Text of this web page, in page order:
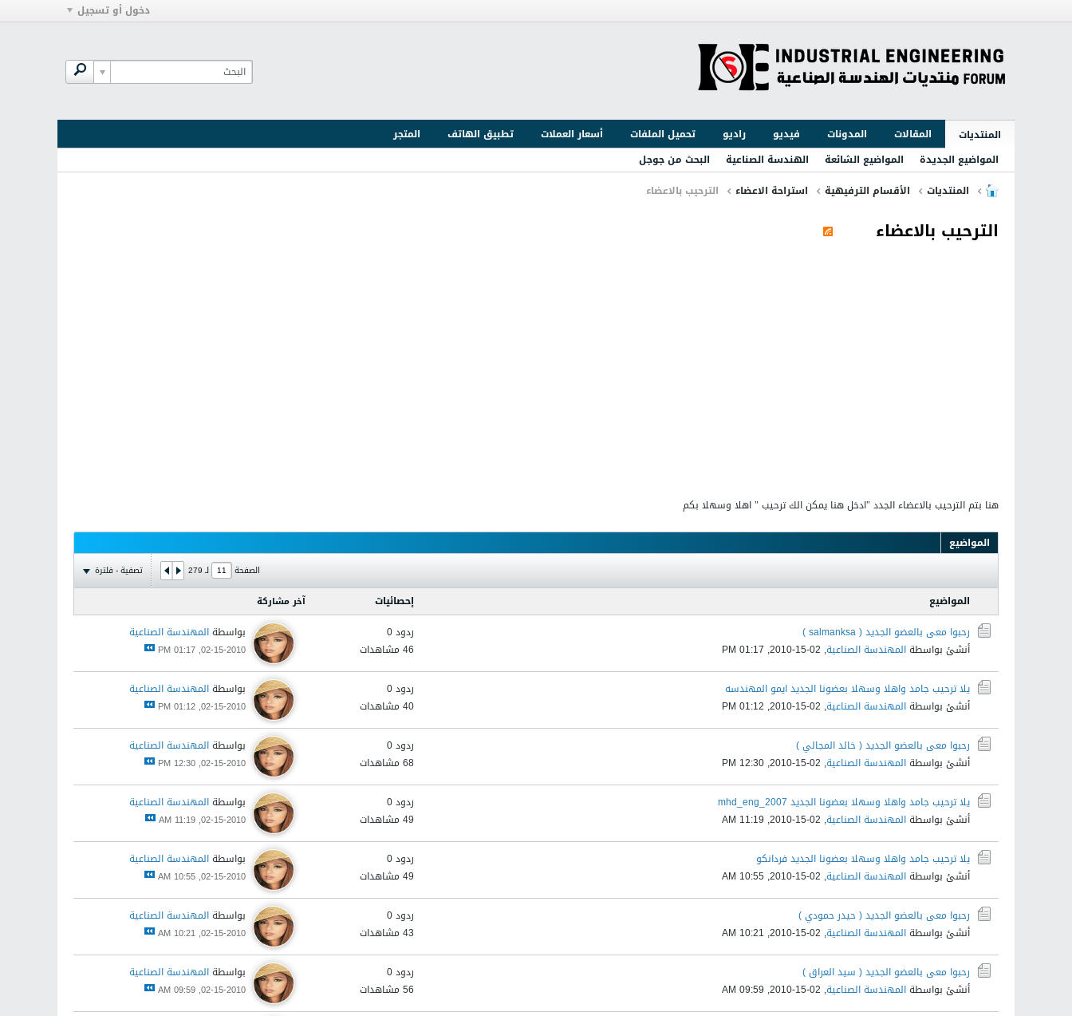
دخول أو تسجيل
المنتديات المقالات المدونات فيديو راديو تحميل الملفات أسعار العملات تطبيق الهاتف
المتجر
المواضيع الجديدة
المواضيع الشائعة الهندسة الصناعية
البحث من جوجل
المنتديات
الأقسام الترفيهية استراحة الاعضاء الترحيب بالاعضاء
الترحيب بالاعضاء
هنا بتم الترحيب بالاعضاء الجدد "ادخل هنا يمكن الك ترحيب " اهلا وسهلا بكم
المواضيع
الصفحة لـ279 تصفية - فلترة
المواضيع إحصائيات آخر مشاركة
رحبوا معى بالعضو الجديد ( salmanksa )
أنشئ بواسطةالمهندسة الصناعية,
02-15-2010, 01:17 PM
ردود 0
46 مشاهدات
بواسطةالمهندسة الصناعية
02-15-2010, 01:17 PM
يلا ترحيب جامد واهلا وسهلا بعضونا الجديد ايمو المهندسه
أنشئ بواسطةالمهندسة الصناعية,
02-15-2010, 01:12 PM
ردود 0
40 مشاهدات
بواسطةالمهندسة الصناعية
02-15-2010, 01:12 PM
رحبوا معى بالعضو الجديد ( خالد المجالي )
أنشئ بواسطةالمهندسة الصناعية,
02-15-2010, 12:30 PM
ردود 0
68 مشاهدات
بواسطةالمهندسة الصناعية
02-15-2010, 12:30 PM
يلا ترحيب جامد واهلا وسهلا بعضونا الجديد mhd_eng_2007
أنشئ بواسطةالمهندسة الصناعية,
02-15-2010, 11:19 AM
ردود 0
49 مشاهدات
بواسطةالمهندسة الصناعية
02-15-2010, 11:19 AM
يلا ترحيب جامد واهلا وسهلا بعضونا الجديد فردانكو
أنشئ بواسطةالمهندسة الصناعية,
02-15-2010, 10:55 AM
ردود 0
49 مشاهدات
بواسطةالمهندسة الصناعية
02-15-2010, 10:55 AM
رحبوا معى بالعضو الجديد ( حيدر حمودي )
أنشئ بواسطةالمهندسة الصناعية,
02-15-2010, 10:21 AM
ردود 0
43 مشاهدات
بواسطةالمهندسة الصناعية
02-15-2010, 10:21 AM
رحبوا معى بالعضو الجديد ( سيد العراق )
أنشئ بواسطةالمهندسة الصناعية,
02-15-2010, 09:59 AM
ردود 0
56 مشاهدات
بواسطةالمهندسة الصناعية
02-15-2010, 09:59 AM